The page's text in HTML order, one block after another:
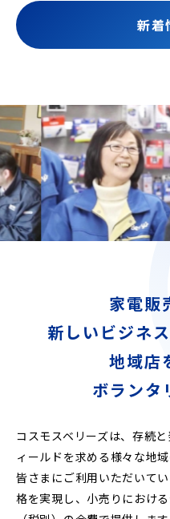
新着
家電販
新しいビジネ
地域店
ボランタ
コスモスベリーズは、存続
ィールドを求める様々な地
皆さまにご利用いただいて
格を実現し、小売りにおけ